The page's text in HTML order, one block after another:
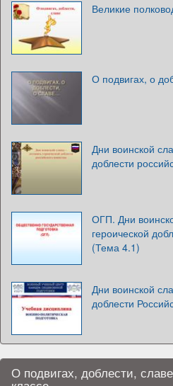
Великие
О подвигах, о
Дни воинской
доблести
ОГП. Дни
героической
(Тема 4.1)
Дни воинской
доблести
О подвигах, доблести,